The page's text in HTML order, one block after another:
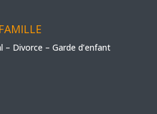
Divorce – Garde d’enfant